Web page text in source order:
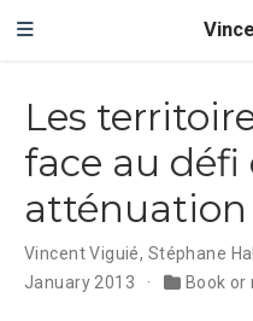
Les
face au
Vincent Viguié, Stéphane
January 2013
Book or